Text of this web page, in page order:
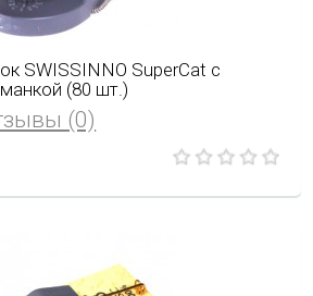
SWISSINNO SuperCat с
(80 шт.)
(0)